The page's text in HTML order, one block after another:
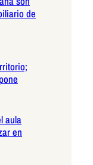
de
aula
en